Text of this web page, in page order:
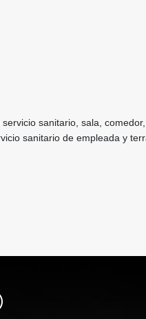
sanitario, sala,
sanitario de empleada y